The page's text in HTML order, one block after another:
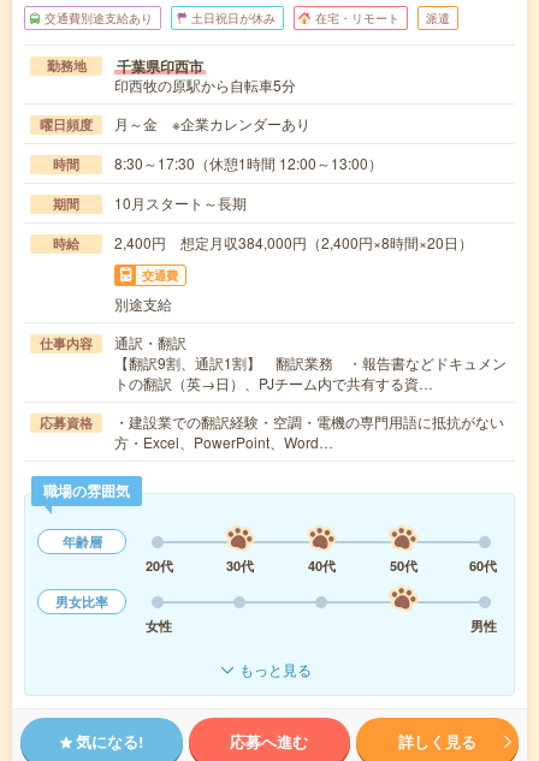
交通費別途支給あり 土日祝日が休み 在宅・リモート 派遣
勤務地 千葉県印西市
印西牧の原駅から自転車5分
曜日頻度 月～金 ※企業カレンダーあり
時間 8:30～17:30（休憩1時間 12:00～13:00）
期間 10月スタート～長期
時給 2,400円 想定月収384,000円（2,400円×8時間×20日）
交通費
別途支給
仕事内容
通訳・翻訳
【翻訳9割、通訳1割】 翻訳業務 ・報告書などドキュメン
トの翻訳（英→日）、PJチーム内で共有する資…
応募資格
・建設業での翻訳経験・空調・電機の専門用語に抵抗がない
方・Excel、PowerPoint、Word…
職場の雰囲気
年齢層
20代
30代 40代 50代
60代
男女比率
女性
男性
もっと見る
気になる! 応募へ進む 詳しく見る